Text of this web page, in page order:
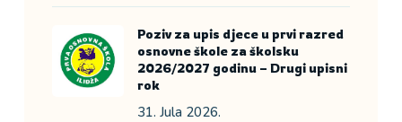
Poziv za upis djece u prvi razred
osnovne škole za školsku
2026/2027 godinu – Drugi upisni
rok
31. Jula 2026.